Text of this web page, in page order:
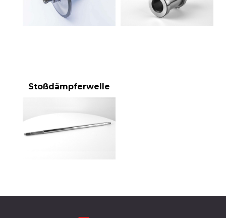
Stoßdämpferwelle